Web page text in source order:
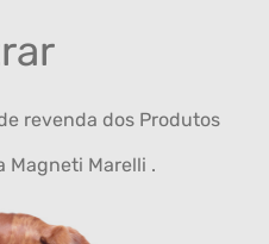
revenda dos Produtos
Magneti Marelli .